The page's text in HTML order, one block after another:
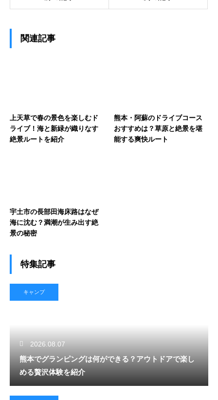
関連記事
上天草で春の景色を楽しむド
ライブ！海と新緑が織りなす
絶景ルートを紹介
熊本・阿蘇のドライブコース
おすすめは？草原と絶景を堪
能する爽快ルート
宇土市の長部田海床路はなぜ
海に沈む？満潮が生み出す絶
景の秘密
特集記事
キャンプ
2026.08.07
熊本でグランピングは何ができる？アウトドアで楽し
める贅沢体験を紹介